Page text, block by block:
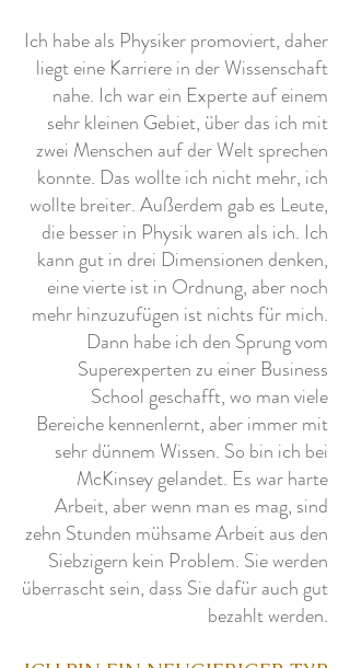
Ich habe als Physiker promoviert, daher
liegt eine Karriere in der Wissenschaft
nahe. Ich war ein Experte auf einem
sehr kleinen Gebiet, über das ich mit
zwei Menschen auf der Welt sprechen
konnte. Das wollte ich nicht mehr, ich
wollte breiter. Außerdem gab es Leute,
die besser in Physik waren als ich. Ich
kann gut in drei Dimensionen denken,
eine vierte ist in Ordnung, aber noch
mehr hinzuzufügen ist nichts für mich.
Dann habe ich den Sprung vom
Superexperten zu einer Business
School geschafft, wo man viele
Bereiche kennenlernt, aber immer mit
sehr dünnem Wissen. So bin ich bei
McKinsey gelandet. Es war harte
Arbeit, aber wenn man es mag, sind
zehn Stunden mühsame Arbeit aus den
Siebzigern kein Problem. Sie werden
überrascht sein, dass Sie dafür auch gut
bezahlt werden.